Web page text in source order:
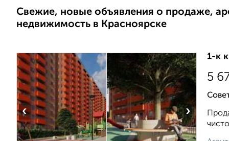
Свежие, новые объявления о продаже,
недвижимость в Красноярске
‹ ›
1-к
5